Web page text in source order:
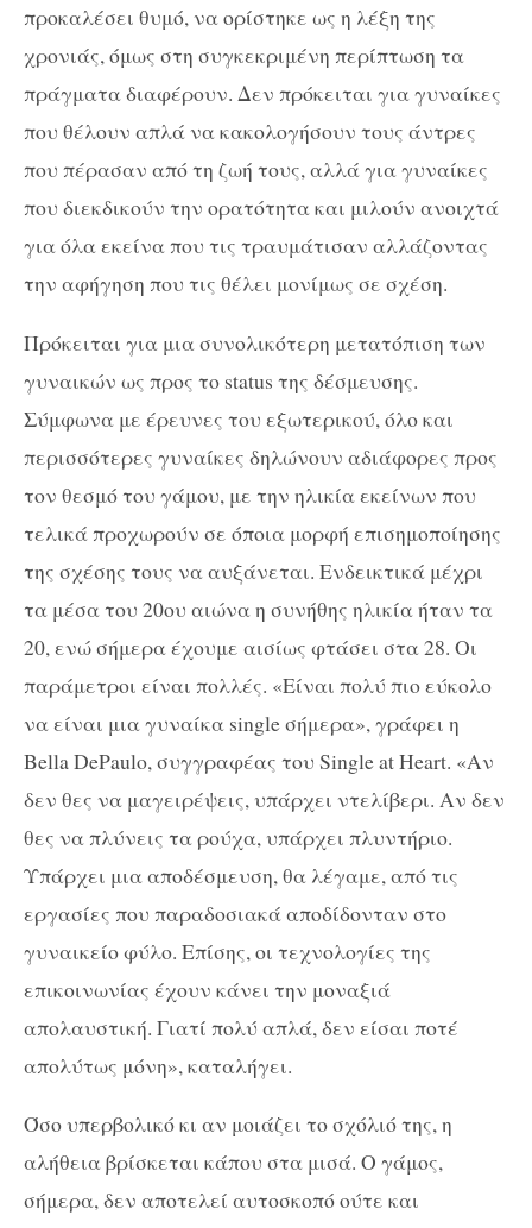
προκαλέσει θυμό, να ορίστηκε ως η λέξη της
χρονιάς, όμως στη συγκεκριμένη περίπτωση τα
πράγματα διαφέρουν. Δεν πρόκειται για γυναίκες
που θέλουν απλά να κακολογήσουν τους άντρες
που πέρασαν από τη ζωή τους, αλλά για γυναίκες
που διεκδικούν την ορατότητα και μιλούν ανοιχτά
για όλα εκείνα που τις τραυμάτισαν αλλάζοντας
την αφήγηση που τις θέλει μονίμως σε σχέση.
Πρόκειται για μια συνολικότερη μετατόπιση των
γυναικών ως προς το status της δέσμευσης.
Σύμφωνα με έρευνες του εξωτερικού, όλο και
περισσότερες γυναίκες δηλώνουν αδιάφορες προς
τον θεσμό του γάμου, με την ηλικία εκείνων που
τελικά προχωρούν σε όποια μορφή επισημοποίησης
της σχέσης τους να αυξάνεται. Ενδεικτικά μέχρι
τα μέσα του 20ου αιώνα η συνήθης ηλικία ήταν τα
20, ενώ σήμερα έχουμε αισίως φτάσει στα 28. Οι
παράμετροι είναι πολλές. «Είναι πολύ πιο εύκολο
να είναι μια γυναίκα single σήμερα», γράφει η
Bella DePaulo, συγγραφέας του Single at Heart. «Αν
δεν θες να μαγειρέψεις, υπάρχει ντελίβερι. Αν δεν
θες να πλύνεις τα ρούχα, υπάρχει πλυντήριο.
Υπάρχει μια αποδέσμευση, θα λέγαμε, από τις
εργασίες που παραδοσιακά αποδίδονταν στο
γυναικείο φύλο. Επίσης, οι τεχνολογίες της
επικοινωνίας έχουν κάνει την μοναξιά
απολαυστική. Γιατί πολύ απλά, δεν είσαι ποτέ
απολύτως μόνη», καταλήγει.
Όσο υπερβολικό κι αν μοιάζει το σχόλιό της, η
αλήθεια βρίσκεται κάπου στα μισά. Ο γάμος,
σήμερα, δεν αποτελεί αυτοσκοπό ούτε και